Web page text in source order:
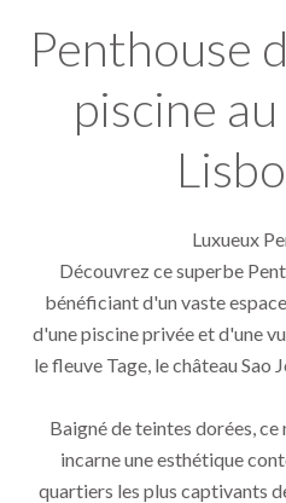
Penthouse
piscine
Luxueux
Découvrez ce superbe
bénéficiant d'un vaste
d'une piscine privée et d'une
le fleuve Tage, le château Sao
Baigné de teintes dorées,
incarne une esthétique
quartiers les plus captivants